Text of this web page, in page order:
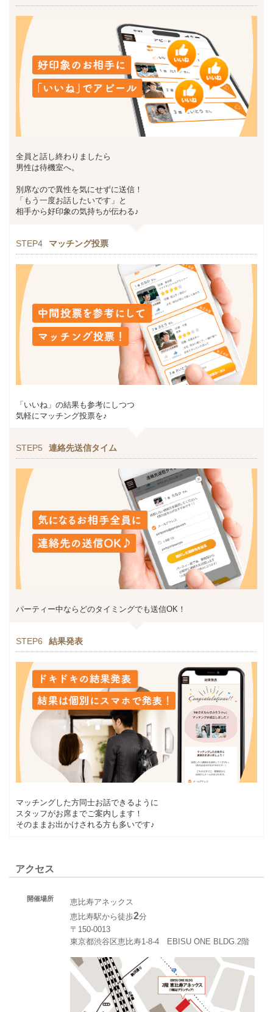
全員と話し終わりましたら
男性は待機室へ。
別席なので異性を気にせずに送信！
「もう一度お話したいです」と
相手から好印象の気持ちが伝わる♪
STEP4 マッチング投票
「いいね」の結果も参考にしつつ
気軽にマッチング投票を♪
STEP5 連絡先送信タイム
パーティー中ならどのタイミングでも送信OK！
STEP6 結果発表
マッチングした方同士お話できるように
スタッフがお席までご案内します！
そのままお出かけされる方も多いです♪
アクセス
開催場所
恵比寿アネックス
恵比寿駅から徒歩2分
〒150-0013
東京都渋谷区恵比寿1-8-4 EBISU ONE BLDG.2階